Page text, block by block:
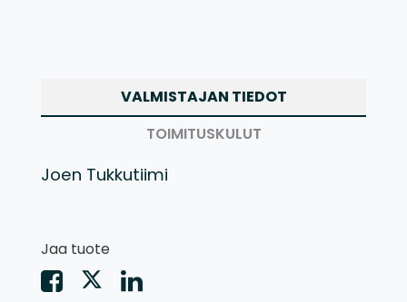
VALMISTAJAN TIEDOT
TOIMITUSKULUT
Joen Tukkutiimi
Jaa tuote